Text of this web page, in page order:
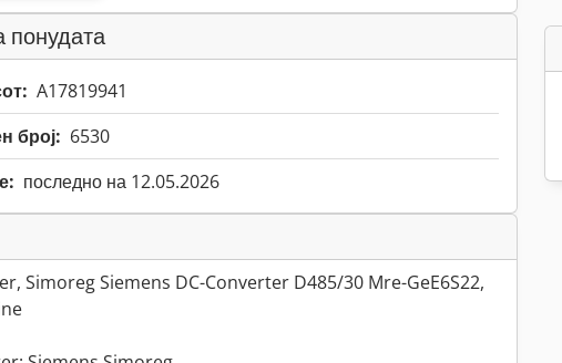
понудата
A17819941
број: 6530
последно на 12.05.2026
Simoreg Siemens DC-Converter D485/30 Mre-GeE6S22,